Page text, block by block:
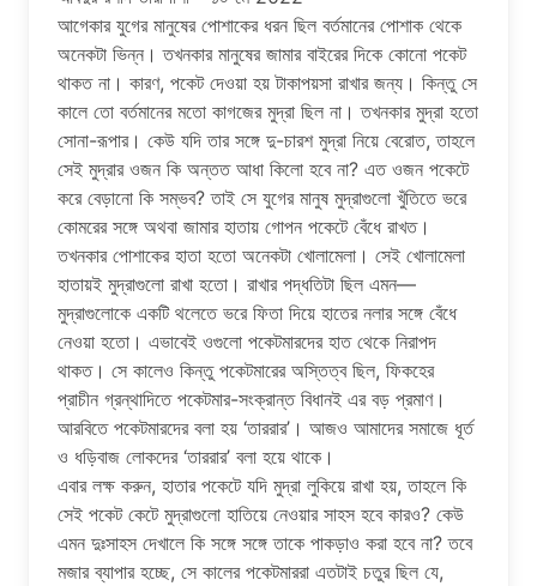
আগেকার যুগের মানুষের পোশাকের ধরন ছিল বর্তমানের পোশাক থেকে
অনেকটা ভিন্ন। তখনকার মানুষের জামার বাইরের দিকে কোনো পকেট
থাকত না। কারণ, পকেট দেওয়া হয় টাকাপয়সা রাখার জন্য। কিন্তু সে
কালে তো বর্তমানের মতো কাগজের মুদ্রা ছিল না। তখনকার মুদ্রা হতো
সোনা-রূপার। কেউ যদি তার সঙ্গে দু-চারশ মুদ্রা নিয়ে বেরোত, তাহলে
সেই মুদ্রার ওজন কি অন্তত আধা কিলো হবে না? এত ওজন পকেটে
করে বেড়ানো কি সম্ভব? তাই সে যুগের মানুষ মুদ্রাগুলো খুঁতিতে ভরে
কোমরের সঙ্গে অথবা জামার হাতায় গোপন পকেটে বেঁধে রাখত।
তখনকার পোশাকের হাতা হতো অনেকটা খোলামেলা। সেই খোলামেলা
হাতায়ই মুদ্রাগুলো রাখা হতো। রাখার পদ্ধতিটা ছিল এমন—
মুদ্রাগুলোকে একটি থলেতে ভরে ফিতা দিয়ে হাতের নলার সঙ্গে বেঁধে
নেওয়া হতো। এভাবেই ওগুলো পকেটমারদের হাত থেকে নিরাপদ
থাকত। সে কালেও কিন্তু পকেটমারের অস্তিত্ব ছিল, ফিকহের
প্রাচীন গ্রন্থাদিতে পকেটমার-সংক্রান্ত বিধানই এর বড় প্রমাণ।
আরবিতে পকেটমারদের বলা হয় ‘তাররার’। আজও আমাদের সমাজে ধূর্ত
ও ধড়িবাজ লোকদের ‘তাররার’ বলা হয়ে থাকে।
এবার লক্ষ করুন, হাতার পকেটে যদি মুদ্রা লুকিয়ে রাখা হয়, তাহলে কি
সেই পকেট কেটে মুদ্রাগুলো হাতিয়ে নেওয়ার সাহস হবে কারও? কেউ
এমন দুঃসাহস দেখালে কি সঙ্গে সঙ্গে তাকে পাকড়াও করা হবে না? তবে
মজার ব্যাপার হচ্ছে, সে কালের পকেটমাররা এতটাই চতুর ছিল যে,